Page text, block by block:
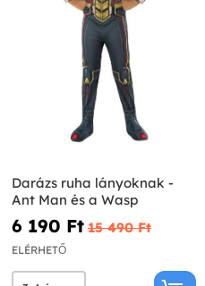
Darázs ruha lányoknak -
Ant Man és a Wasp
6 190 Ft‎ 15 490 Ft‎
ELÉRHETŐ